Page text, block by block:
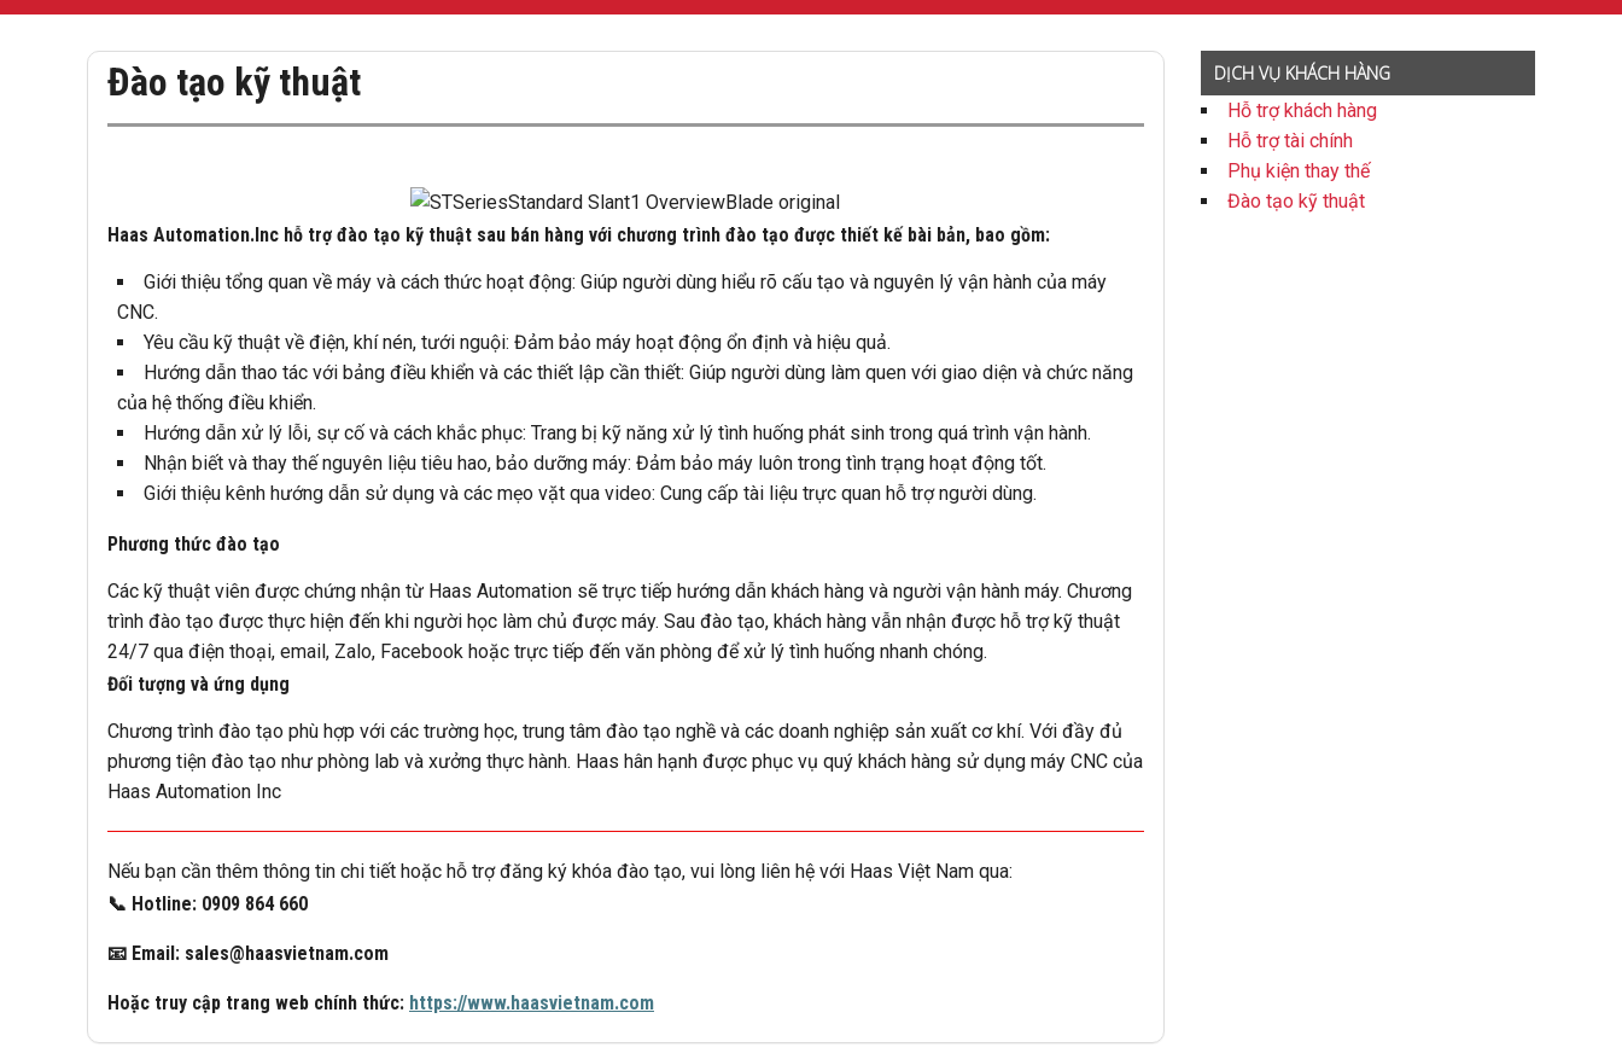
Đào tạo kỹ thuật
Haas Automation.Inc hỗ trợ đào tạo kỹ thuật sau bán hàng với chương trình đào tạo được thiết kế bài bản, bao gồm:
Giới thiệu tổng quan về máy và cách thức hoạt động: Giúp người dùng hiểu rõ cấu tạo và nguyên lý vận hành của máy
CNC.
Yêu cầu kỹ thuật về điện, khí nén, tưới nguội: Đảm bảo máy hoạt động ổn định và hiệu quả.
Hướng dẫn thao tác với bảng điều khiển và các thiết lập cần thiết: Giúp người dùng làm quen với giao diện và chức năng
của hệ thống điều khiển.
Hướng dẫn xử lý lỗi, sự cố và cách khắc phục: Trang bị kỹ năng xử lý tình huống phát sinh trong quá trình vận hành.
Nhận biết và thay thế nguyên liệu tiêu hao, bảo dưỡng máy: Đảm bảo máy luôn trong tình trạng hoạt động tốt.
Giới thiệu kênh hướng dẫn sử dụng và các mẹo vặt qua video: Cung cấp tài liệu trực quan hỗ trợ người dùng.
Phương thức đào tạo
Các kỹ thuật viên được chứng nhận từ Haas Automation sẽ trực tiếp hướng dẫn khách hàng và người vận hành máy. Chương
trình đào tạo được thực hiện đến khi người học làm chủ được máy. Sau đào tạo, khách hàng vẫn nhận được hỗ trợ kỹ thuật
24/7 qua điện thoại, email, Zalo, Facebook hoặc trực tiếp đến văn phòng để xử lý tình huống nhanh chóng.
Đối tượng và ứng dụng
Chương trình đào tạo phù hợp với các trường học, trung tâm đào tạo nghề và các doanh nghiệp sản xuất cơ khí. Với đầy đủ
phương tiện đào tạo như phòng lab và xưởng thực hành. Haas hân hạnh được phục vụ quý khách hàng sử dụng máy CNC của
Haas Automation Inc
Nếu bạn cần thêm thông tin chi tiết hoặc hỗ trợ đăng ký khóa đào tạo, vui lòng liên hệ với Haas Việt Nam qua:
📞 Hotline: 0909 864 660
📧 Email: sales@haasvietnam.com
Hoặc truy cập trang web chính thức: https://www.haasvietnam.com
DỊCH VỤ KHÁCH HÀNG
Hỗ trợ khách hàng
Hỗ trợ tài chính
Phụ kiện thay thế
Đào tạo kỹ thuật